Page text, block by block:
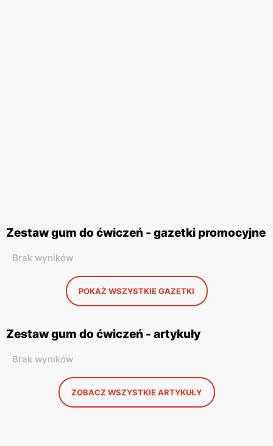
Zestaw gum do ćwiczeń - gazetki promocyjne
Brak wyników
POKAŻ WSZYSTKIE GAZETKI
Zestaw gum do ćwiczeń - artykuły
Brak wyników
ZOBACZ WSZYSTKIE ARTYKUŁY